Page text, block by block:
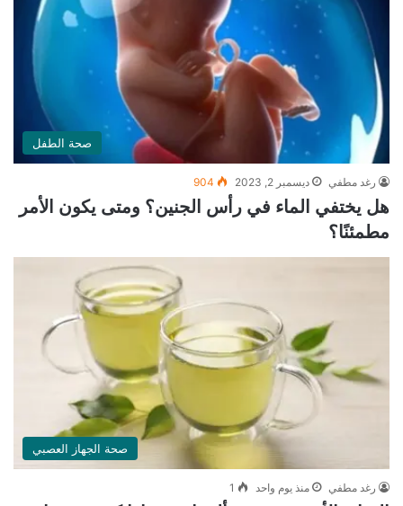
صحة الطفل
رغد مطفي ديسمبر 2, 2023 904
هل يختفي الماء في رأس الجنين؟ ومتى يكون الأمر
مطمئنًا؟
صحة الجهاز العصبي
رغد مطفي منذ يوم واحد 1